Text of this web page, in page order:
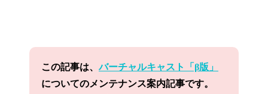
この記事は、バーチャルキャスト「β版」
についてのメンテナンス案内記事です。